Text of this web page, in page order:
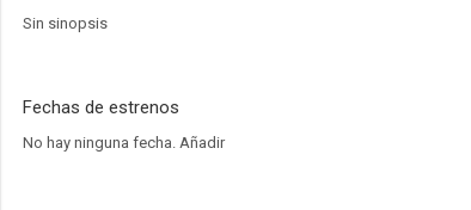
Sin sinopsis
Fechas de estrenos
No hay ninguna fecha. Añadir